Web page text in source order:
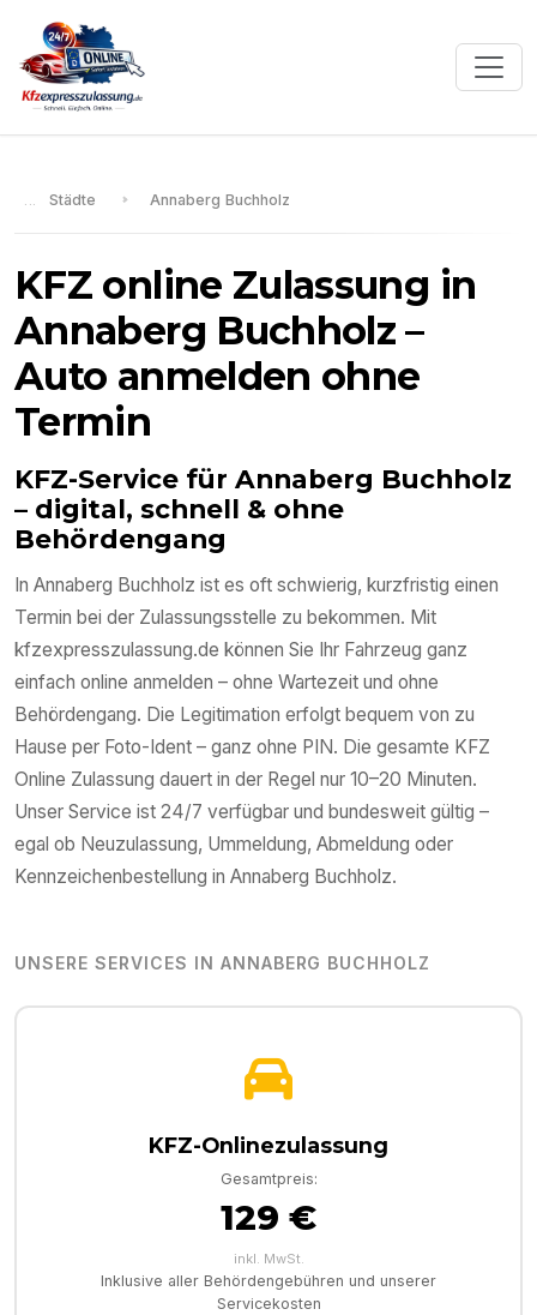
Städte Annaberg Buchholz
KFZ online Zulassung in
Annaberg Buchholz –
Auto anmelden ohne
Termin
KFZ-Service für Annaberg Buchholz
– digital, schnell & ohne
Behördengang
In Annaberg Buchholz ist es oft schwierig, kurzfristig einen
Termin bei der Zulassungsstelle zu bekommen. Mit
kfzexpresszulassung.de können Sie Ihr Fahrzeug ganz
einfach online anmelden – ohne Wartezeit und ohne
Behördengang. Die Legitimation erfolgt bequem von zu
Hause per Foto-Ident – ganz ohne PIN. Die gesamte KFZ
Online Zulassung dauert in der Regel nur 10–20 Minuten.
Unser Service ist 24/7 verfügbar und bundesweit gültig –
egal ob Neuzulassung, Ummeldung, Abmeldung oder
Kennzeichenbestellung in Annaberg Buchholz.
UNSERE SERVICES IN ANNABERG BUCHHOLZ
KFZ-Onlinezulassung
Gesamtpreis:
129 €
inkl. MwSt.
Inklusive aller Behördengebühren und unserer
Servicekosten